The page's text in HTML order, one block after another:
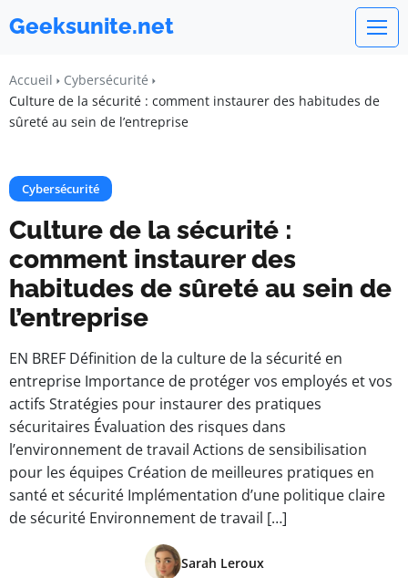
Geeksunite.net
Accueil
Cybersécurité
Culture de la sécurité : comment instaurer des habitudes de
sûreté au sein de l’entreprise
Cybersécurité
Culture de la sécurité :
comment instaurer des
habitudes de sûreté au sein de
l’entreprise
EN BREF Définition de la culture de la sécurité en
entreprise Importance de protéger vos employés et vos
actifs Stratégies pour instaurer des pratiques
sécuritaires Évaluation des risques dans
l’environnement de travail Actions de sensibilisation
pour les équipes Création de meilleures pratiques en
santé et sécurité Implémentation d’une politique claire
de sécurité Environnement de travail […]
Sarah Leroux